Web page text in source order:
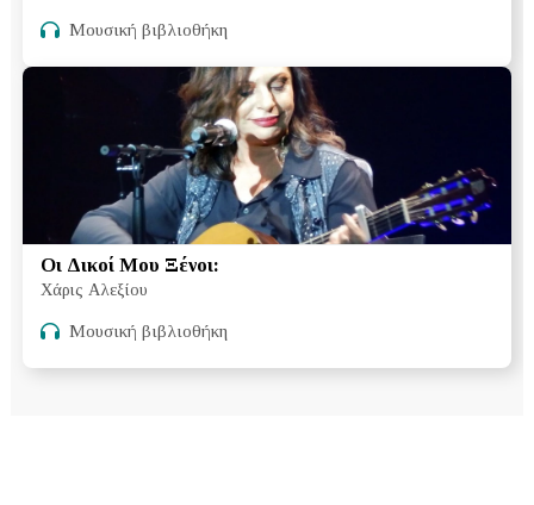
Μουσική βιβλιοθήκη
Οι Δικοί Μου Ξένοι:
Χάρις Αλεξίου
Μουσική βιβλιοθήκη